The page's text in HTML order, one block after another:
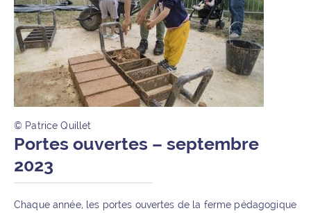
© Patrice Quillet
Portes ouvertes – septembre
2023
Chaque année, les portes ouvertes de la ferme pédagogique